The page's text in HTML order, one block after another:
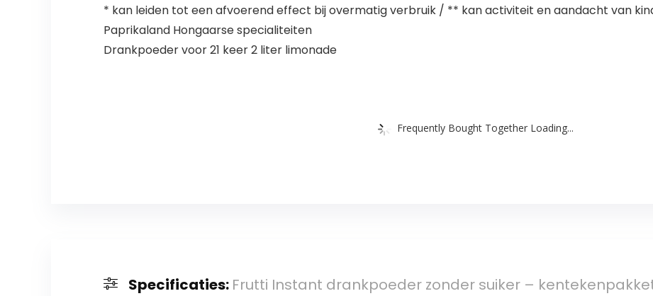
* kan leiden tot een afvoerend effect bij overmatig verbruik / ** kan activiteit en aandacht van
Paprikaland Hongaarse specialiteiten
Drankpoeder voor 21 keer 2 liter limonade
Frequently Bought Together Loading...
Specificaties: Frutti Instant drankpoeder zonder suiker –